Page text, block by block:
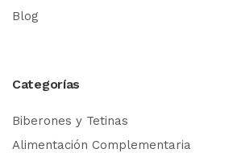
Blog
Categorías
Biberones y Tetinas
Alimentación Complementaria